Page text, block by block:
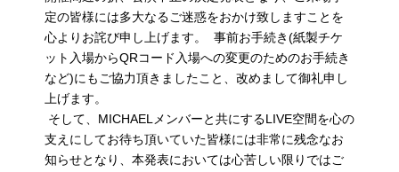
定の皆様には多大なるご迷惑をおかけ致しますことを
心よりお詫び申し上げます。 事前お手続き(紙製チケ
ット入場からQRコード入場への変更のためのお手続き
など)にもご協力頂きましたこと、改めまして御礼申し
上げます。
そして、MICHAELメンバーと共にするLIVE空間を心の
支えにしてお待ち頂いていた皆様には非常に残念なお
知らせとなり、本発表においては心苦しい限りではご